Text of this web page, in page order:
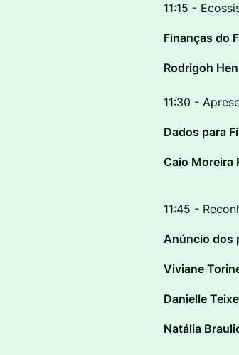
11:15 -
Finanças do
Rodrigoh
11:30 -
Dados para
Caio Moreira
11:45 -
Anúncio dos
Viviane
Danielle
Natália